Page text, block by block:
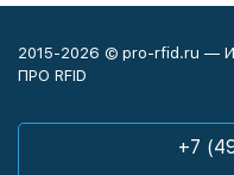
2015-2026 © pro-rfid.ru —
ПРО RFID
+7